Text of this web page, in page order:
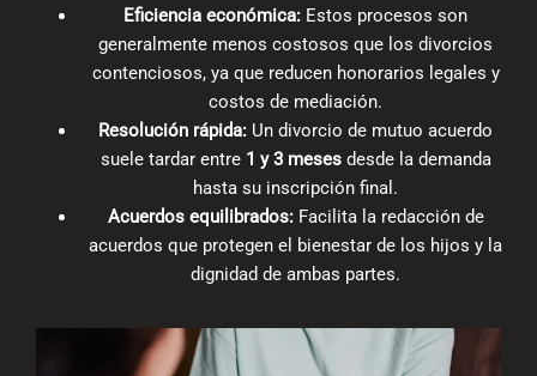
Eficiencia económica: Estos procesos son
generalmente menos costosos que los divorcios
contenciosos, ya que reducen honorarios legales y
costos de mediación.
Resolución rápida: Un divorcio de mutuo acuerdo
suele tardar entre 1 y 3 mesesdesde la demanda
hasta su inscripción final.
Acuerdos equilibrados:Facilita la redacción de
acuerdos que protegen el bienestar de los hijos y la
dignidad de ambas partes.